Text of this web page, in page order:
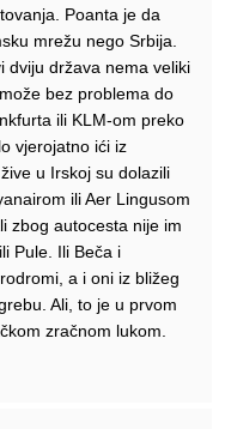
Poanta je da
mrežu nego Srbija.
dviju država nema veliki
bez problema do
ili KLM-om preko
vjerojatno ići iz
u Irskoj su dolazili
ili Aer Lingusom
zbog autocesta nije im
Pule. Ili Beča i
a i oni iz bližeg
Ali, to je u prvom
zračnom lukom.